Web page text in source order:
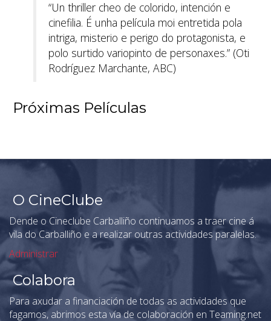
“Un thriller cheo de colorido, intención e
cinefilia. É unha película moi entretida pola
intriga, misterio e perigo do protagonista, e
polo surtido variopinto de personaxes.” (Oti
Rodríguez Marchante, ABC)
Próximas Películas
O CineClube
Dende o Cineclube Carballiño continuamos a traer cine á
vila do Carballiño e a realizar outras actividades paralelas.
Administrar
Colabora
Para axudar a financiación de todas as actividades que
fagamos, abrimos esta vía de colaboración en Teaming.net